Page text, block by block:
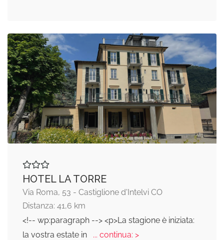
HOTEL LA TORRE
Via Roma, 53 - Castiglione d'Intelvi CO
Distanza: 41,6 km
<!-- wp:paragraph --> <p>La stagione è iniziata:
la vostra estate in
... continua: >